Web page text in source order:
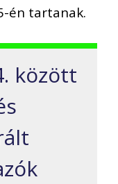
én tartanak.
között